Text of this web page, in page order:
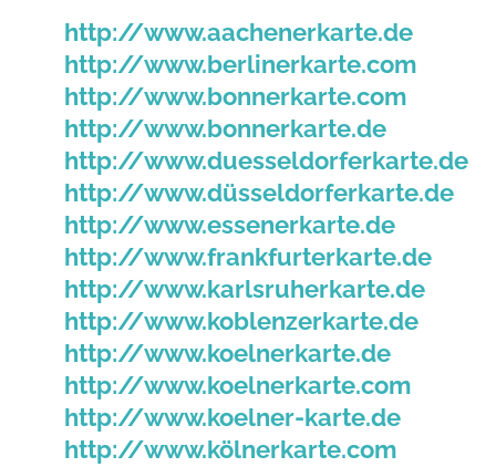
http://www.aachenerkarte.de
http://www.berlinerkarte.com
http://www.bonnerkarte.com
http://www.bonnerkarte.de
http://www.duesseldorferkarte.de
http://www.düsseldorferkarte.de
http://www.essenerkarte.de
http://www.frankfurterkarte.de
http://www.karlsruherkarte.de
http://www.koblenzerkarte.de
http://www.koelnerkarte.de
http://www.koelnerkarte.com
http://www.koelner-karte.de
http://www.kölnerkarte.com